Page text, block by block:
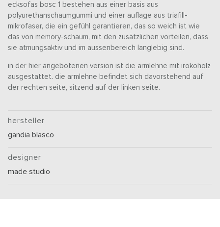
ecksofas bosc 1 bestehen aus einer basis aus
polyurethanschaumgummi und einer auflage aus triafill-
mikrofaser, die ein gefühl garantieren, das so weich ist wie
das von memory-schaum, mit den zusätzlichen vorteilen, dass
sie atmungsaktiv und im aussenbereich langlebig sind.
in der hier angebotenen version ist die armlehne mit irokoholz
ausgestattet. die armlehne befindet sich davorstehend auf
der rechten seite, sitzend auf der linken seite.
hersteller
gandia blasco
designer
made studio